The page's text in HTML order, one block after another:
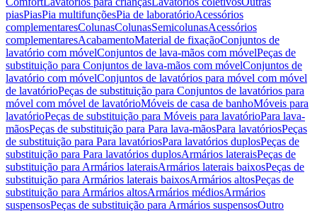
piasPiasPia multifunçõesPia de laboratórioAcessórios
complementaresColunasColunasSemicolunasAcessórios
complementaresAcabamentoMaterial de fixaçãoConjuntos de
lavatório com móvelConjuntos de lava-mãos com móvelPeças de
substituição para Conjuntos de lava-mãos com móvelConjuntos de
lavatório com móvelConjuntos de lavatórios para móvel com móvel
de lavatórioPeças de substituição para Conjuntos de lavatórios para
móvel com móvel de lavatórioMóveis de casa de banhoMóveis para
lavatórioPeças de substituição para Móveis para lavatórioPara lava-
mãosPeças de substituição para Para lava-mãosPara lavatóriosPeças
de substituição para Para lavatóriosPara lavatórios duplosPeças de
substituição para Para lavatórios duplosArmários lateraisPeças de
substituição para Armários lateraisArmários laterais baixosPeças de
substituição para Armários laterais baixosArmários altosPeças de
substituição para Armários altosArmários médiosArmários
suspensosPeças de substituição para Armários suspensosOutro